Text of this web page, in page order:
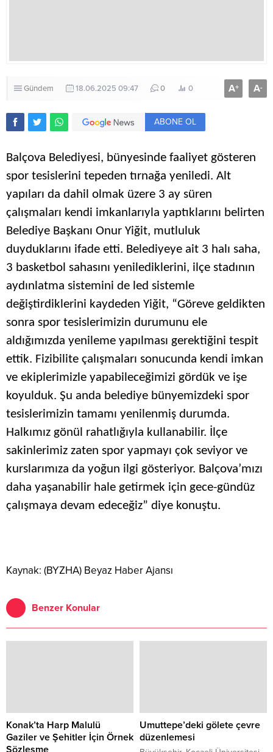
Gündem 18.06.2025 09:47 0 0 A+ A-
ABONE OL
Balçova Belediyesi, bünyesinde faaliyet gösteren
spor tesislerini tepeden tırnağa yeniledi. Alt
yapıları da dahil olmak üzere 3 ay süren
çalışmaları kendi imkanlarıyla yaptıklarını belirten
Belediye Başkanı Onur Yiğit, mutluluk
duyduklarını ifade etti. Belediyeye ait 3 halı saha,
3 basketbol sahasını yenilediklerini, ilçe stadının
aydınlatma sistemini de led sistemle
değiştirdiklerini kaydeden Yiğit, “Göreve geldikten
sonra spor tesislerimizin durumunu ele
aldığımızda yenileme yapılması gerektiğini tespit
ettik. Fizibilite çalışmaları sonucunda kendi imkan
ve ekiplerimizle yapabileceğimizi gördük ve işe
koyulduk. Şu anda belediye bünyemizdeki spor
tesislerimizin tamamı yenilenmiş durumda.
Halkımız gönül rahatlığıyla kullanabilir. İlçe
sakinlerimiz zaten spor yapmayı çok seviyor ve
kurslarımıza da yoğun ilgi gösteriyor. Balçova’mızı
daha yaşanabilir hale getirmek için gece-gündüz
çalışmaya devam edeceğiz” diye konuştu.
Kaynak: (BYZHA) Beyaz Haber Ajansı
Benzer Konular
Konak’ta Harp Malulü
Gaziler ve Şehitler İçin Örnek
Sözleşme
Umuttepe’deki gölete çevre
düzenlemesi